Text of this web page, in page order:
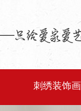
刺绣装饰画